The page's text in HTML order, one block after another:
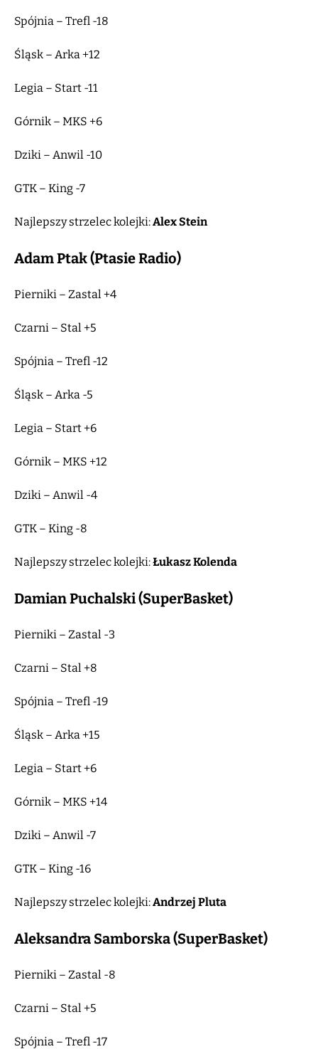
Spójnia – Trefl -18
Śląsk – Arka +12
Legia – Start -11
Górnik – MKS +6
Dziki – Anwil -10
GTK – King -7
Najlepszy strzelec kolejki:Alex Stein
Adam Ptak (Ptasie Radio)
Pierniki – Zastal +4
Czarni – Stal +5
Spójnia – Trefl -12
Śląsk – Arka -5
Legia – Start +6
Górnik – MKS +12
Dziki – Anwil -4
GTK – King -8
Najlepszy strzelec kolejki:Łukasz Kolenda
Damian Puchalski (SuperBasket)
Pierniki – Zastal -3
Czarni – Stal +8
Spójnia – Trefl -19
Śląsk – Arka +15
Legia – Start +6
Górnik – MKS +14
Dziki – Anwil -7
GTK – King -16
Najlepszy strzelec kolejki:Andrzej Pluta
Aleksandra Samborska (SuperBasket)
Pierniki – Zastal -8
Czarni – Stal +5
Spójnia – Trefl -17